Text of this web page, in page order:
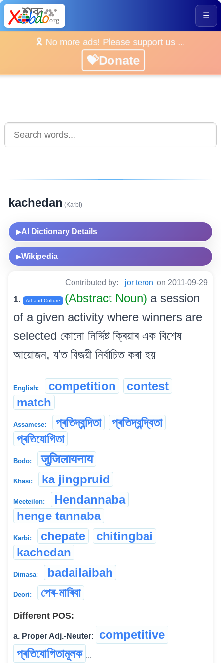
☰
🎗️ No more ads! Please support us ...
💝Donate
kachedan (Karbi)
▶AI Dictionary Details
▶Wikipedia
Contributed by: jor teron on 2011-09-29
1. Art and Culture (Abstract Noun) a session
of a given activity where winners are
selected কোনো নিৰ্দ্দিষ্ট ক্ৰিয়াৰ এক বিশেষ
আয়োজন, য’ত বিজয়ী নিৰ্বাচিত কৰা হয়
English: competition
contest
match
Assamese: প্ৰতিদ্বন্দিতা
প্ৰতিদ্বন্দ্বিতা
প্ৰতিযোগিতা
Bodo: जुजिलायनाय
Khasi: ka jingpruid
Meeteilon:
Hendannaba
henge tannaba
Karbi: chepate
chitingbai
kachedan
Dimasa: badailaibah
Deori: পেৰ-মাৰিবা
Different POS:
a. Proper Adj.-Neuter:
competitive
প্ৰতিযোগিতামূলক ...